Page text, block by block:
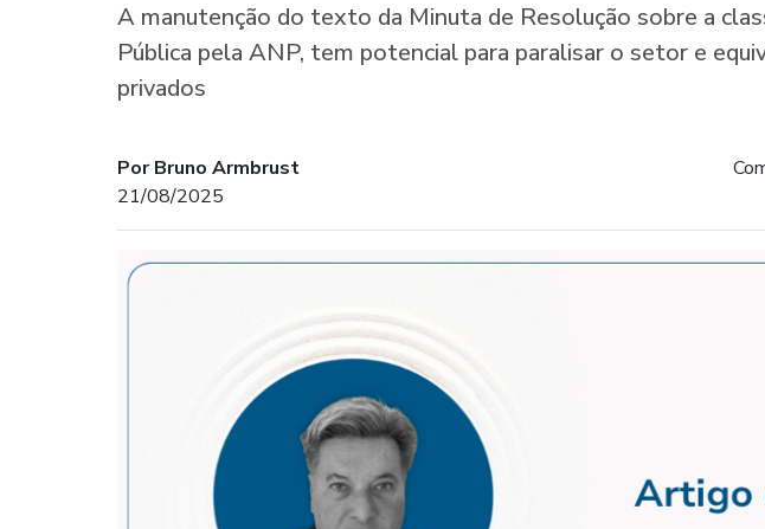
A manutenção do texto da Minuta de Resolução sobre a
Pública pela ANP, tem potencial para paralisar o setor e
privados
Por Bruno Armbrust
21/08/2025